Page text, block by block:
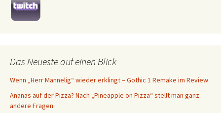
Das Neueste auf einen Blick
Wenn „Herr Mannelig“ wieder erklingt – Gothic 1 Remake im Review
Ananas auf der Pizza? Nach „Pineapple on Pizza“ stellt man ganz
andere Fragen